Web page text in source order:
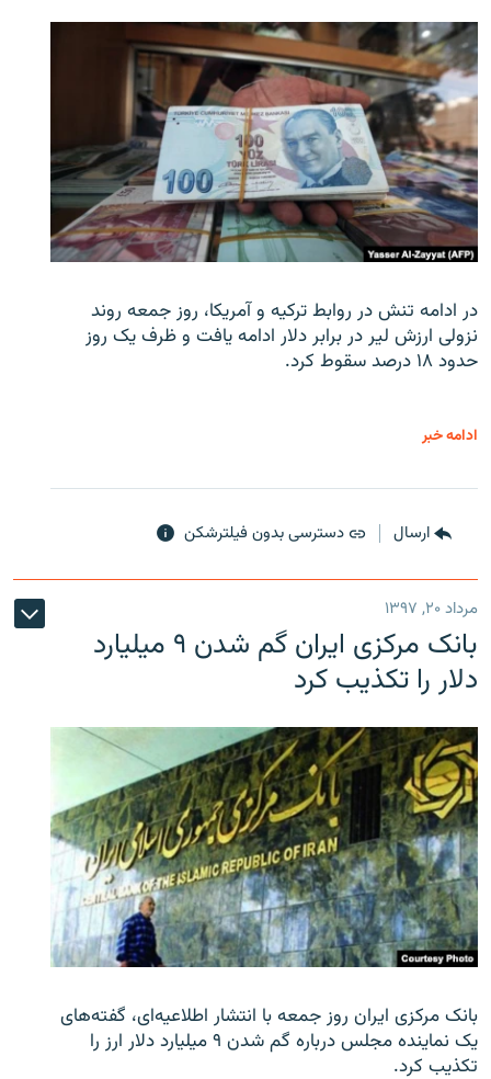
در ادامه تنش در روابط ترکیه و آمریکا، روز جمعه روند
نزولی ارزش لیر در برابر دلار ادامه یافت و ظرف یک روز
حدود ۱۸ درصد سقوط کرد.
ادامه خبر
ارسال دسترسی بدون فیلترشکن
مرداد ۲۰, ۱۳۹۷
بانک مرکزی ایران گم شدن ۹ میلیارد
دلار را تکذیب کرد
بانک مرکزی ایران روز جمعه با انتشار اطلاعیه‌ای، گفته‌های
یک نماینده مجلس درباره گم شدن ۹ میلیارد دلار ارز را
تکذیب کرد.